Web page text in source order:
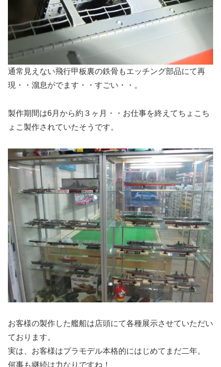
通常見えない飛行甲板裏の鉄骨もエッチング部品にて再
現・・溜息がでます・・すごい・・。
製作期間は6月から約３ヶ月・・お仕事を終えてちょこち
ょこ製作されていたそうです。
お客様の製作した艦船は店頭にて各種展示させていただい
ております。
実は、お客様はプラモデル本格的にはじめてまだ二年。
何事も継続は力なりですね！